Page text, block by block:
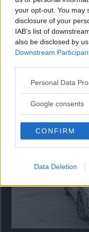
your opt-out. You may
disclosure of your
IAB’s list of
also be disclosed by
Downstream
Please note that this
not limited to your visit
use your data for
consent section.
Personal Data
Google consents
CONFIRM
Data Deletion
prestigeduellens
16 kommentarer
Tester: De senaste